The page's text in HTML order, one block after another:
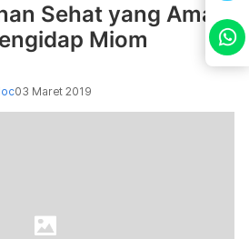
Sehat yang Aman
Miom
03 Maret 2019